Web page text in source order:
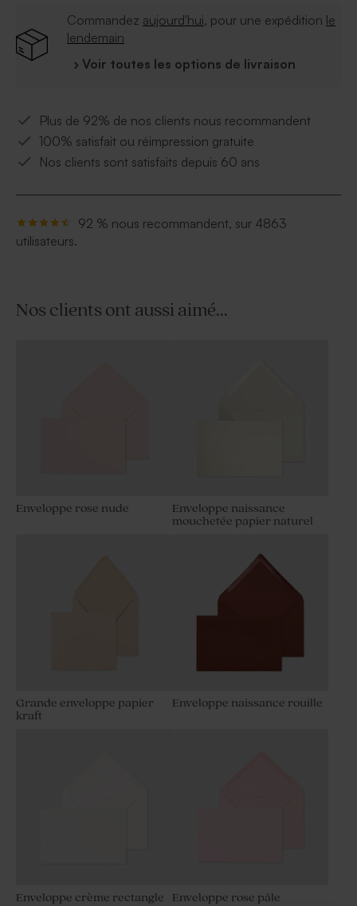
Commandez aujourd'hui, pour une expédition le
lendemain
› Voir toutes les options de livraison
Plus de 92% de nos clients nous recommandent
100% satisfait ou réimpression gratuite
Nos clients sont satisfaits depuis 60 ans
92 % nous recommandent, sur 4863
utilisateurs.
Nos clients ont aussi aimé...
Enveloppe rose nude
Enveloppe naissance
mouchetée papier naturel
Grande enveloppe papier
kraft
Enveloppe naissance rouille
Enveloppe crème rectangle Enveloppe rose pâle